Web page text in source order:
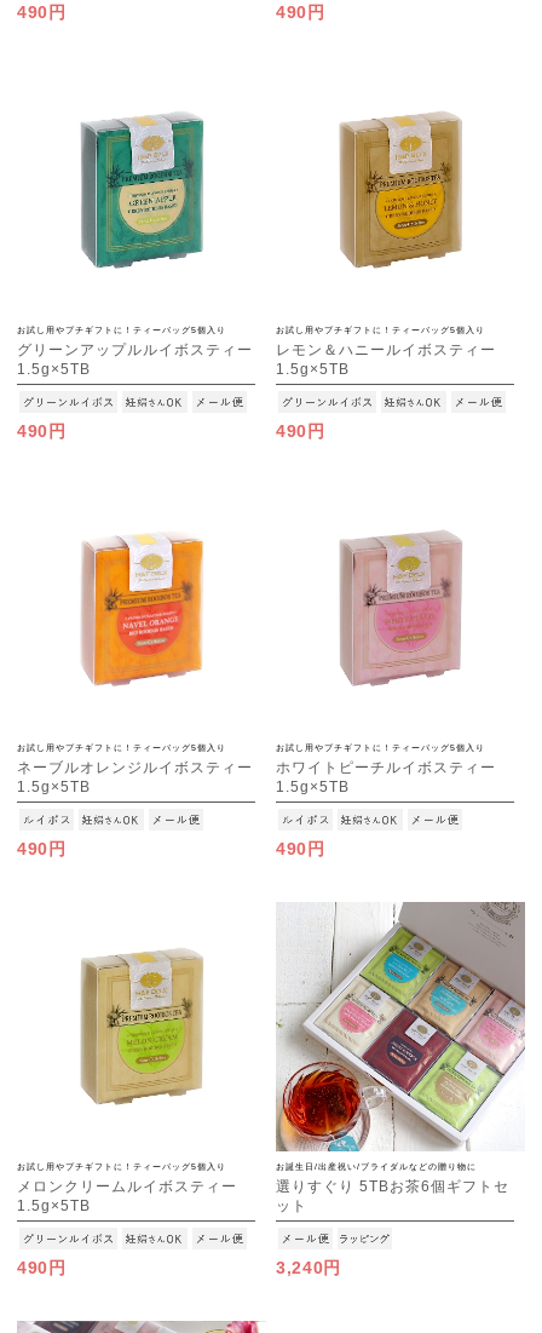
490円 490円
お試し用やプチギフトに！ティーバッグ5個入り
グリーンアップルルイボスティー
1.5g×5TB
[M便 1/15]
490円
お試し用やプチギフトに！ティーバッグ5個入り
レモン＆ハニールイボスティー
1.5g×5TB
[M便 1/15]
490円
お試し用やプチギフトに！ティーバッグ5個入り
ネーブルオレンジルイボスティー
1.5g×5TB
[M便 1/15]
490円
お試し用やプチギフトに！ティーバッグ5個入り
ホワイトピーチルイボスティー
1.5g×5TB
[M便 1/15]
490円
お試し用やプチギフトに！ティーバッグ5個入り
メロンクリームルイボスティー
1.5g×5TB
[M便 1/15]
490円
お誕生日/出産祝い/ブライダルなどの贈り物に
選りすぐり 5TBお茶6個ギフトセ
ット
[M便 1/1]
3,240円